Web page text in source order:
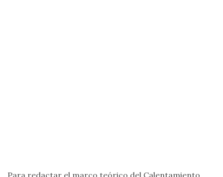
Para redactar el marco teórico del Calentamiento